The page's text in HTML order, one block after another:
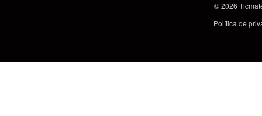
© 2026
Política de